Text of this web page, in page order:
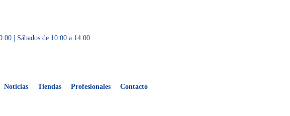
| Sábados de 10:00 a 14:00
Noticias Tiendas Profesionales Contacto